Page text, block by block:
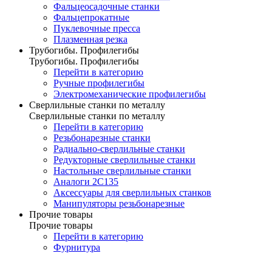
Фальцеосадочные станки
Фальцепрокатные
Пуклевочные пресса
Плазменная резка
Трубогибы. Профилегибы
Трубогибы. Профилегибы
Перейти в категорию
Ручные профилегибы
Электромеханические профилегибы
Сверлильные станки по металлу
Сверлильные станки по металлу
Перейти в категорию
Резьбонарезные станки
Радиально-сверлильные станки
Редукторные сверлильные станки
Настольные сверлильные станки
Аналоги 2С135
Аксессуары для сверлильных станков
Манипуляторы резьбонарезные
Прочие товары
Прочие товары
Перейти в категорию
Фурнитура